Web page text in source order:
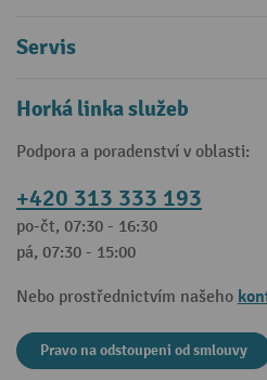
Servis
Horká linka služeb
Podpora a poradenství v oblasti:
+420 313 333 193
po-čt, 07:30 - 16:30
pá, 07:30 - 15:00
Nebo prostřednictvím našeho
Pravo na odstoupeni od smlouvy